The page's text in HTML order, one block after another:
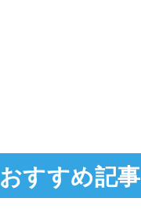
おすすめ記事